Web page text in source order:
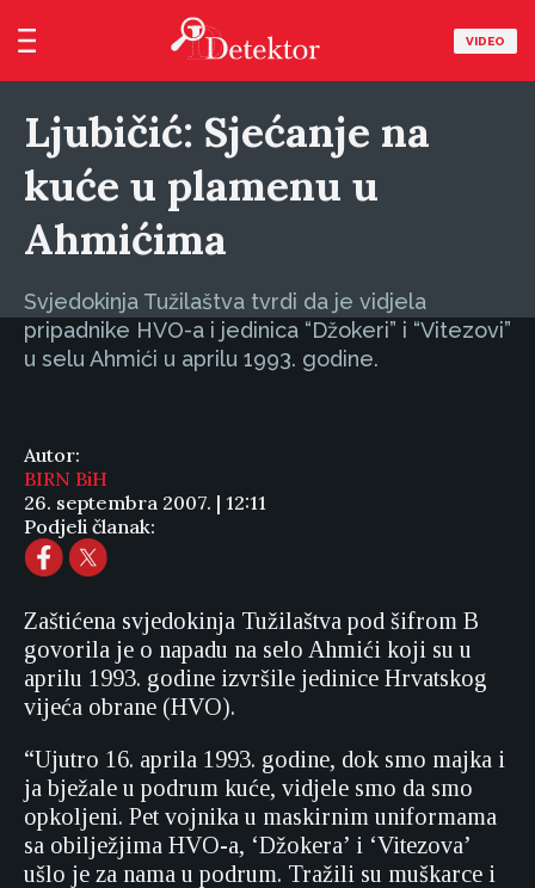
VIDEO
Ljubičić: Sjećanje na
kuće u plamenu u
Ahmićima
Svjedokinja Tužilaštva tvrdi da je vidjela
pripadnike HVO-a i jedinica “Džokeri” i “Vitezovi”
u selu Ahmići u aprilu 1993. godine.
Autor:
BIRN BiH
26. septembra 2007. | 12:11
Podjeli članak:
Zaštićena svjedokinja Tužilaštva pod šifrom B
govorila je o napadu na selo Ahmići koji su u
aprilu 1993. godine izvršile jedinice Hrvatskog
vijeća obrane (HVO).
“Ujutro 16. aprila 1993. godine, dok smo majka i
ja bježale u podrum kuće, vidjele smo da smo
opkoljeni. Pet vojnika u maskirnim uniformama
sa obilježjima HVO-a, ‘Džokera’ i ‘Vitezova’
ušlo je za nama u podrum. Tražili su muškarce i